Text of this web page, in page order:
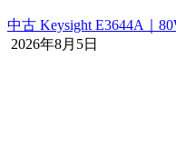
中古 Keysight E3644A｜
2026年8月5日